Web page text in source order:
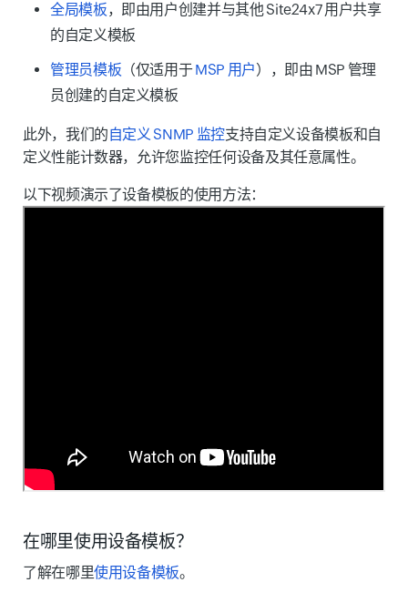
全局模板，即由用户创建并与其他 Site24x7 用户共享
的自定义模板
管理员模板 （仅适用于MSP 用户），即由 MSP 管理
员创建的自定义模板
此外，我们的自定义 SNMP 监控支持自定义设备模板和自
定义性能计数器，允许您监控任何设备及其任意属性。
以下视频演示了设备模板的使用方法：
在哪里使用设备模板？
了解在哪里使用设备模板。